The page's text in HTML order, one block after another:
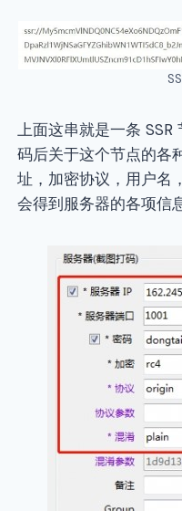
上面这串就是一条
码后关于这个节点的各
址，加密协议，用户名
会得到服务器的各项信